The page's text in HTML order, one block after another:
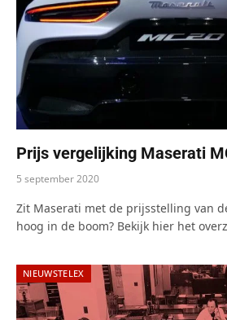
Prijs vergelijking Maserati
5 september 2020
Zit Maserati met de prijsstelling van
hoog in de boom? Bekijk hier het
NIEUWSTELEX